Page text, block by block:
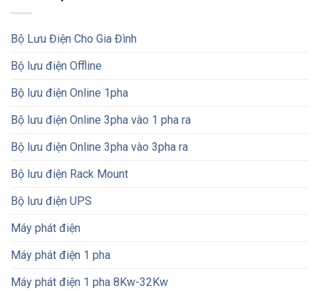
Bộ Lưu Điện Cho Gia Đình
Bộ lưu điện Offline
Bộ lưu điện Online 1pha
Bộ lưu điện Online 3pha vào 1 pha ra
Bộ lưu điện Online 3pha vào 3pha ra
Bộ lưu điện Rack Mount
Bộ lưu điện UPS
Máy phát điện
Máy phát điện 1 pha
Máy phát điện 1 pha 8Kw-32Kw